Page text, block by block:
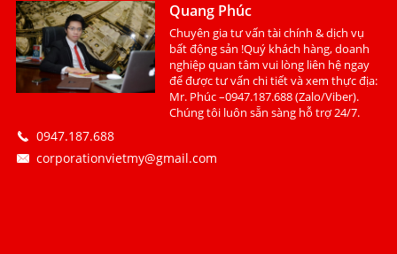
Quang Phúc
Chuyên gia tư vấn tài chính & dịch vụ
bất động sản !Quý khách hàng, doanh
nghiệp quan tâm vui lòng liên hệ ngay
để được tư vấn chi tiết và xem thực địa:
Mr. Phúc –0947.187.688 (Zalo/Viber).
Chúng tôi luôn sẵn sàng hỗ trợ 24/7.
0947.187.688
corporationvietmy@gmail.com